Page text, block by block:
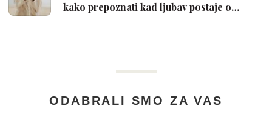
kako prepoznati kad ljubav postaje o…